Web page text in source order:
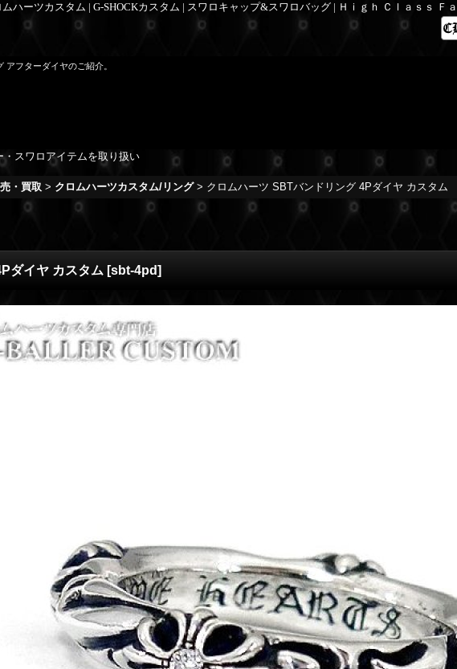
ハーツカスタム | G-SHOCKカスタム | スワロキャップ&スワロバッグ | Ｈｉｇｈ Ｃｌａｓｓ
フターダイヤのご紹介。
スワロアイテムを取り扱い
・買取 > クロムハーツカスタム/リング > クロムハーツ SBTバンドリング 4Pダイヤ カスタム
ダイヤ カスタム [sbt-4pd]